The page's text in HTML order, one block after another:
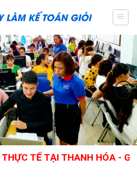
THANH HÓA - GIÁO